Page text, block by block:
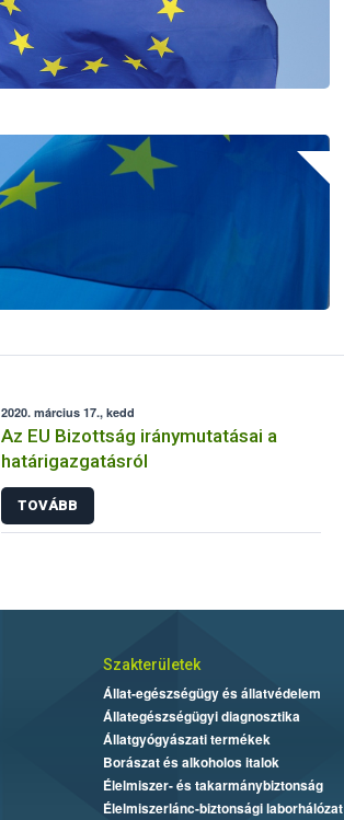
2020. március 17., kedd
Az EU Bizottság iránymutatásai a
határigazgatásról
TOVÁBB
Szakterületek
Állat-egészségügy és állatvédelem
Állategészségügyi diagnosztika
Állatgyógyászati termékek
Borászat és alkoholos italok
Élelmiszer- és takarmánybiztonság
Élelmiszerlánc-biztonsági laborhálózat